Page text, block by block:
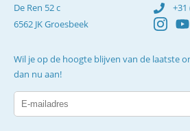
De Ren 52 c
6562 JK Groesbeek
+31
Wil je op de hoogte blijven van de laatste
dan nu aan!